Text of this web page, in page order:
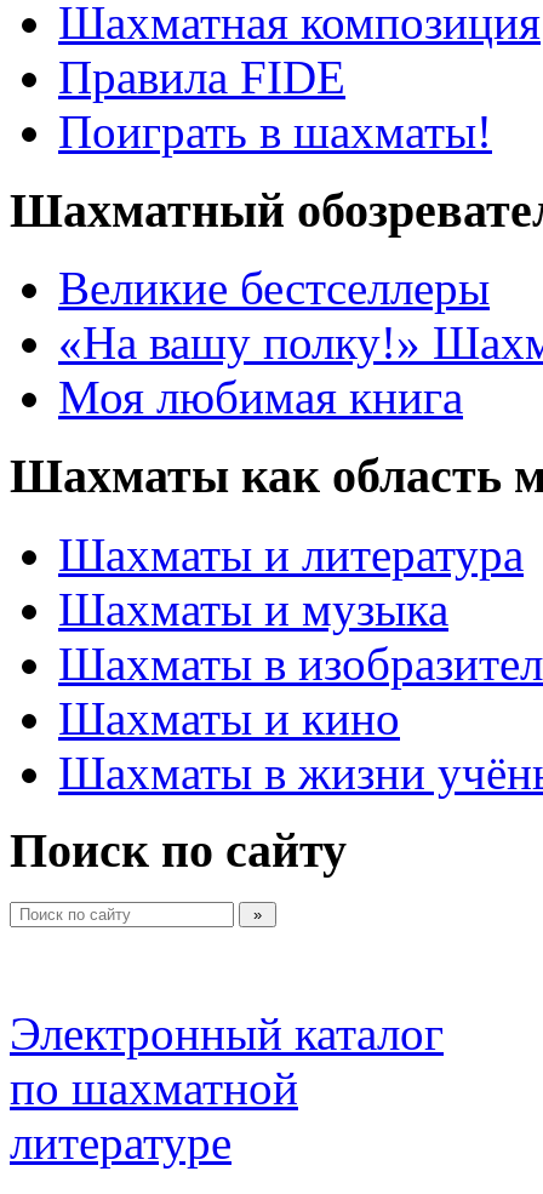
Шахматная композиция
Правила FIDE
Поиграть в шахматы!
Шахматный
Великие бестселлеры
«На вашу полку!»
Моя любимая книга
Шахматы как область
Шахматы и литература
Шахматы и музыка
Шахматы в
Шахматы и кино
Шахматы в жизни
Поиск по сайту
Электронный каталог
по шахматной
литературе